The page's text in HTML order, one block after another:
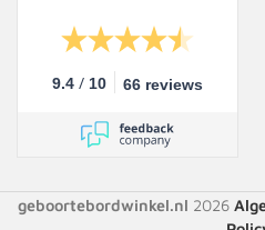
9.4 / 10 66 reviews
geboortebordwinkel.nl 2026